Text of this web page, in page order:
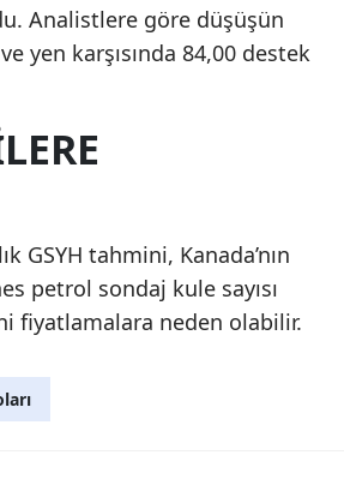
Analistlere göre düşüşün
yen karşısında 84,00 destek
GSYH tahmini, Kanada’nın
petrol sondaj kule sayısı
fiyatlamalara neden olabilir.